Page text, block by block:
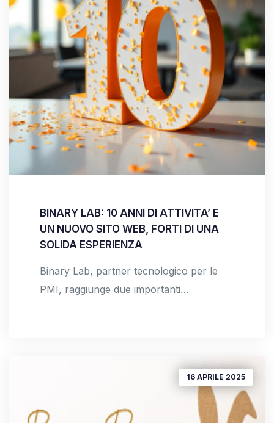
BINARY LAB: 10 ANNI DI ATTIVITA’ E
UN NUOVO SITO WEB, FORTI DI UNA
SOLIDA ESPERIENZA
Binary Lab, partner tecnologico per le
PMI, raggiunge due importanti…
16 APRILE 2025